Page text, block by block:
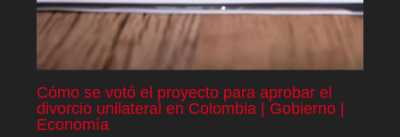
Cómo se votó el proyecto para aprobar el
divorcio unilateral en Colombia | Gobierno |
Economía